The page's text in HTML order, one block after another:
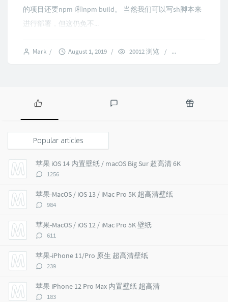
的项目还要npm i和npm build。 当然我们可以写sh脚本来
进行部署，但这仍免不...
Mark / August 1, 2019 / 20012 浏览 /
P
p
u
l
a
r
a
r
t
i
c
l
e
s
t
m
n
s
Popular articles
苹果 iOS 14 内置壁纸 / macOS Big Sur 超高清 6K
评
数：
1256
苹果-MacOS / iOS 13 / iMac Pro 5K 超高清壁纸
评
数：
984
苹果-MacOS / iOS 12 / iMac Pro 5K 壁纸
评
数：
611
苹果-iPhone 11/Pro 原生 超高清壁纸
评
数：
239
苹果 iPhone 12 Pro Max 内置壁纸 超高清
评
183